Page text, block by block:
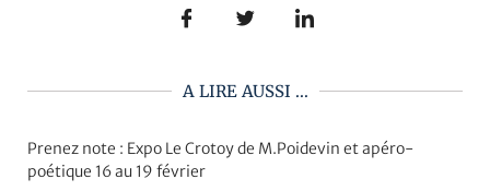
A LIRE AUSSI ...
Prenez note : Expo Le Crotoy de M.Poidevin et apéro-
poétique 16 au 19 février